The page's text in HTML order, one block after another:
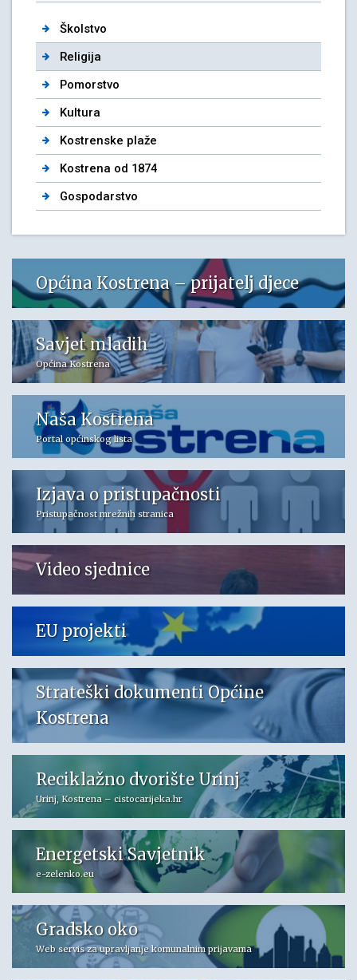
Školstvo
Religija
Pomorstvo
Kultura
Kostrenske plaže
Kostrena od 1874
Gospodarstvo
Općina Kostrena – prijatelj djece
Savjet mladih
Općina Kostrena
Naša Kostrena
Portal općinskog lista
Izjava o pristupačnosti
Pristupačnost mrežnih stranica
Video sjednice
EU projekti
Strateški dokumenti Općine
Kostrena
Reciklažno dvorište Urinj
Urinj, Kostrena – cistocarijeka.hr
Energetski Savjetnik
e-zelenko.eu
Gradsko oko
Web servis za upravljanje komunalnim prijavama